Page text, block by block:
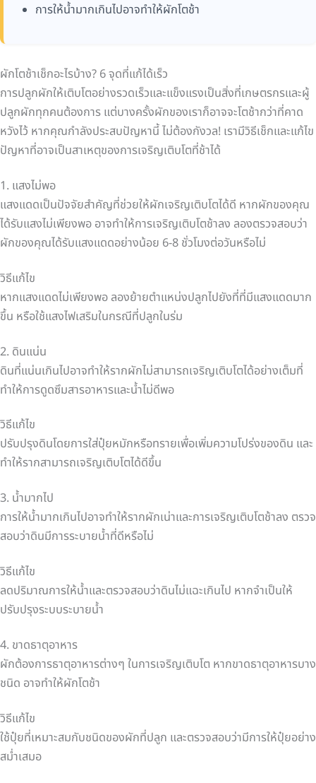
การให้น้ำมากเกินไปอาจทำให้ผักโตช้า
ผักโตช้าเช็กอะไรบ้าง? 6 จุดที่แก้ได้เร็ว
การปลูกผักให้เติบโตอย่างรวดเร็วและแข็งแรงเป็นสิ่งที่เกษตรกรและผู้
ปลูกผักทุกคนต้องการ แต่บางครั้งผักของเราก็อาจจะโตช้ากว่าที่คาด
หวังไว้ หากคุณกำลังประสบปัญหานี้ ไม่ต้องกังวล! เรามีวิธีเช็กและแก้ไข
ปัญหาที่อาจเป็นสาเหตุของการเจริญเติบโตที่ช้าได้
1. แสงไม่พอ
แสงแดดเป็นปัจจัยสำคัญที่ช่วยให้ผักเจริญเติบโตได้ดี หากผักของคุณ
ได้รับแสงไม่เพียงพอ อาจทำให้การเจริญเติบโตช้าลง ลองตรวจสอบว่า
ผักของคุณได้รับแสงแดดอย่างน้อย 6-8 ชั่วโมงต่อวันหรือไม่
วิธีแก้ไข
หากแสงแดดไม่เพียงพอ ลองย้ายตำแหน่งปลูกไปยังที่ที่มีแสงแดดมาก
ขึ้น หรือใช้แสงไฟเสริมในกรณีที่ปลูกในร่ม
2. ดินแน่น
ดินที่แน่นเกินไปอาจทำให้รากผักไม่สามารถเจริญเติบโตได้อย่างเต็มที่
ทำให้การดูดซึมสารอาหารและน้ำไม่ดีพอ
วิธีแก้ไข
ปรับปรุงดินโดยการใส่ปุ๋ยหมักหรือทรายเพื่อเพิ่มความโปร่งของดิน และ
ทำให้รากสามารถเจริญเติบโตได้ดีขึ้น
3. น้ำมากไป
การให้น้ำมากเกินไปอาจทำให้รากผักเน่าและการเจริญเติบโตช้าลง ตรวจ
สอบว่าดินมีการระบายน้ำที่ดีหรือไม่
วิธีแก้ไข
ลดปริมาณการให้น้ำและตรวจสอบว่าดินไม่แฉะเกินไป หากจำเป็นให้
ปรับปรุงระบบระบายน้ำ
4. ขาดธาตุอาหาร
ผักต้องการธาตุอาหารต่างๆ ในการเจริญเติบโต หากขาดธาตุอาหารบาง
ชนิด อาจทำให้ผักโตช้า
วิธีแก้ไข
ใช้ปุ๋ยที่เหมาะสมกับชนิดของผักที่ปลูก และตรวจสอบว่ามีการให้ปุ๋ยอย่าง
สม่ำเสมอ